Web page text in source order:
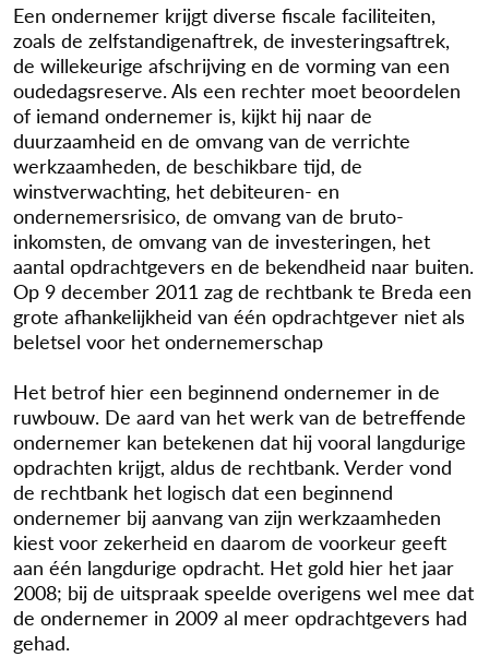
Een ondernemer krijgt diverse fiscale faciliteiten,
zoals de zelfstandigenaftrek, de investeringsaftrek,
de willekeurige afschrijving en de vorming van een
oudedagsreserve. Als een rechter moet beoordelen
of iemand ondernemer is, kijkt hij naar de
duurzaamheid en de omvang van de verrichte
werkzaamheden, de beschikbare tijd, de
winstverwachting, het debiteuren- en
ondernemersrisico, de omvang van de bruto-
inkomsten, de omvang van de investeringen, het
aantal opdrachtgevers en de bekendheid naar buiten.
Op 9 december 2011 zag de rechtbank te Breda een
grote afhankelijkheid van één opdrachtgever niet als
beletsel voor het ondernemerschap
Het betrof hier een beginnend ondernemer in de
ruwbouw. De aard van het werk van de betreffende
ondernemer kan betekenen dat hij vooral langdurige
opdrachten krijgt, aldus de rechtbank. Verder vond
de rechtbank het logisch dat een beginnend
ondernemer bij aanvang van zijn werkzaamheden
kiest voor zekerheid en daarom de voorkeur geeft
aan één langdurige opdracht. Het gold hier het jaar
2008; bij de uitspraak speelde overigens wel mee dat
de ondernemer in 2009 al meer opdrachtgevers had
gehad.